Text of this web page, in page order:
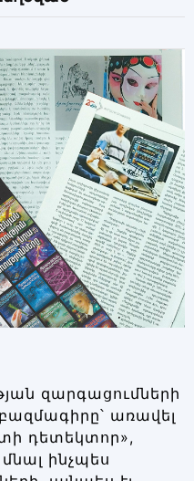
զարգացումների
առավել
դետեկտոր»,
ինչպես